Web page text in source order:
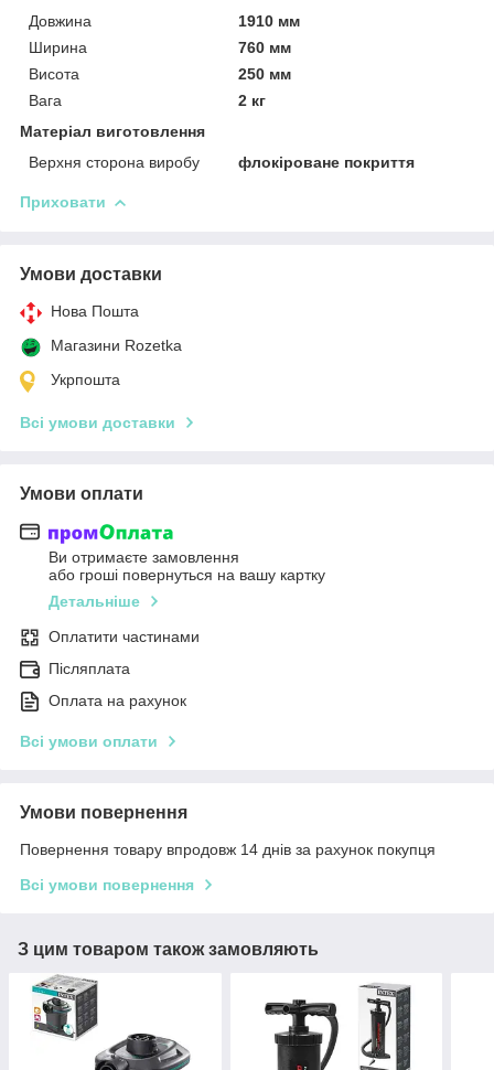
Довжина
1910 мм
Ширина
760 мм
Висота
250 мм
Вага
2 кг
Матеріал виготовлення
Верхня сторона виробу
флокіроване покриття
Приховати
Умови доставки
Нова Пошта
Магазини Rozetka
Укрпошта
Всі умови доставки
Умови оплати
Ви отримаєте замовлення
або гроші повернуться на вашу картку
Детальніше
Оплатити частинами
Післяплата
Оплата на рахунок
Всі умови оплати
Умови повернення
Повернення товару впродовж 14 днів за рахунок покупця
Всі умови повернення
З цим товаром також замовляють